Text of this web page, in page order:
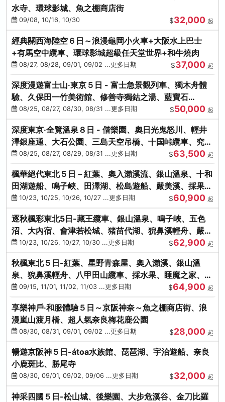
水寺、環球影城、魚之棚商店街
09/08, 10/16, 10/30 $32,000 起
經典關西海陸空６日～浪漫龜岡小火車+大阪水上巴士
+有馬空中纜車、環球影城超級任天堂世界+和牛燒肉
08/27, 08/28, 09/01, 09/02 ...更多日期 $37,000 起
深度漫遊富士山‧東京５日 - 富士急景觀列車、獨木舟體
驗、久保田一竹美術館、修善寺獨鈷之湯、藍寶石
SAPHIR踴子號
08/25, 08/27, 08/30, 08/31 ...更多日期 $50,000 起
深度東京‧全覽溫泉８日 - 偕樂園、奧日光鬼怒川、輕井
澤銀座通、大石公園、三島天空吊橋、十国峠纜車、究極
海鮮食べ放題
08/25, 08/27, 08/29, 08/31 ...更多日期 $63,500 起
楓華絕代東北５日－紅葉、奧入瀨溪流、銀山溫泉、十和
田湖遊船、鳴子峽、田澤湖、松島遊船、嚴美溪、採果烤
牡蠣10/23, 10/25, 10/26, 10/27 ...更多日期 $60,900 起
逐秋楓彩東北5日-藏王纜車、銀山溫泉、鳴子峽、五色
沼、大內宿、會津若松城、猪苗代湖、猊鼻溪輕舟、嚴美
溪、松島海灣遊船
10/23, 10/26, 10/27, 10/30 ...更多日期 $62,900 起
秋楓東北５日-紅葉、星野青森屋、奧入瀨溪、銀山溫
泉、猊鼻溪輕舟、八甲田山纜車、採水果、睡魔之家、法
式料理(不進免稅店)
09/15, 11/01, 11/02, 11/03 ...更多日期 $64,900 起
享樂神戶‧和服體驗５日～京阪神奈～魚之棚商店街、浪
漫嵐山渡月橋、超人氣奈良梅花鹿公園
08/30, 08/31, 09/01, 09/02 ...更多日期 $28,000 起
暢遊京阪神５日-átoa水族館、琵琶湖、宇治遊船、奈良
小鹿斑比、勝尾寺
08/30, 09/01, 09/02, 09/06 ...更多日期 $32,000 起
神采四國５日-松山城、後樂園、大步危溪谷、金刀比羅